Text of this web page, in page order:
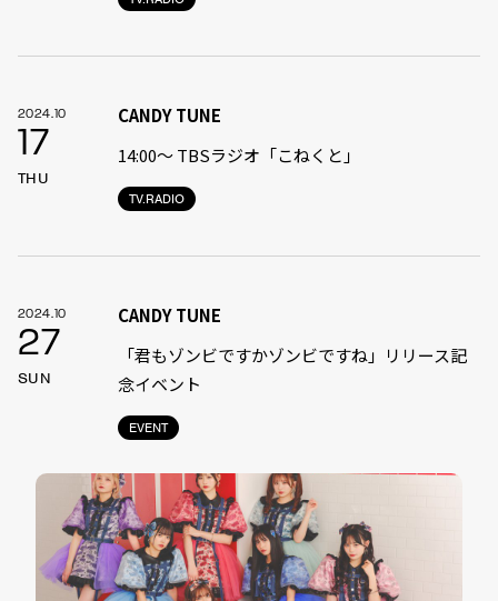
2024.10
17
THU
TV.RADIO
CANDY TUNE
14:00〜 TBSラジオ「こねくと」
2024.10
27
SUN
EVENT
CANDY TUNE
「君もゾンビですかゾンビですね」リリース記
念イベント